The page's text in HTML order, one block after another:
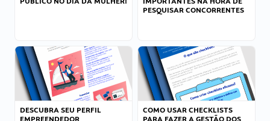
PESQUISAR CONCORRENTES
DESCUBRA SEU PERFIL
COMO USAR CHECKLISTS